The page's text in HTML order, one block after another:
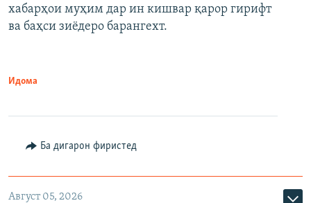
720p 1080p
хабарҳои муҳим дар ин кишвар қарор гирифт
ва баҳси зиёдеро барангехт.
Идома
Ба дигарон фиристед
Август 05, 2026